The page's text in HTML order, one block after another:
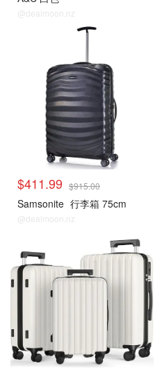
@dealmoon.nz
$411.99 $915.00
Samsonite 行李箱 75cm
@dealmoon.nz